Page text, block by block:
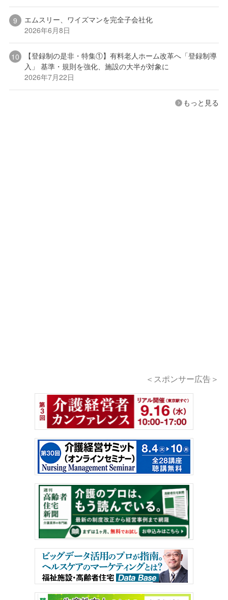
エムスリー、ワイズマンを完全子会社化
2026年6月8日
【登録制の是非・特集①】有料老人ホーム改革へ「登録制導
入」 基準・規則を強化、施設の大半が対象に
2026年7月22日
もっと見る
＜スポンサー広告＞